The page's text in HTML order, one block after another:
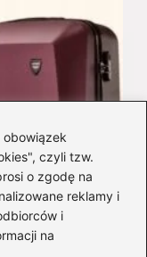
czyli tzw.
o zgodę na
reklamy i
i
na